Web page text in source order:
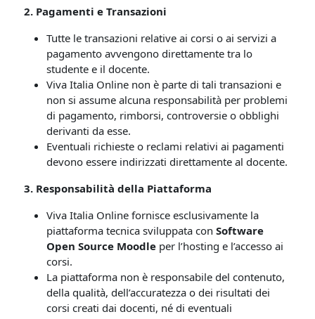
2. Pagamenti e Transazioni
Tutte le transazioni relative ai corsi o ai servizi a
pagamento avvengono direttamente tra lo
studente e il docente.
Viva Italia Online non è parte di tali transazioni e
non si assume alcuna responsabilità per problemi
di pagamento, rimborsi, controversie o obblighi
derivanti da esse.
Eventuali richieste o reclami relativi ai pagamenti
devono essere indirizzati direttamente al docente.
3. Responsabilità della Piattaforma
Viva Italia Online fornisce esclusivamente la
piattaforma tecnica sviluppata conSoftware
Open Source Moodle per l’hosting e l’accesso ai
corsi.
La piattaforma non è responsabile del contenuto,
della qualità, dell’accuratezza o dei risultati dei
corsi creati dai docenti, né di eventuali